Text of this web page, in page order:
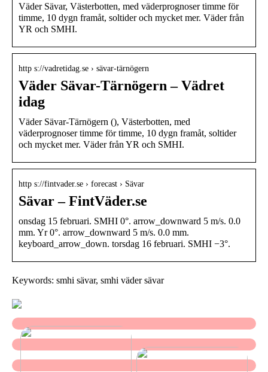
Väder Sävar, Västerbotten, med väderprognoser timme för
timme, 10 dygn framåt, soltider och mycket mer. Väder från
YR och SMHI.
http s://vadretidag.se › sävar-tärnögern
Väder Sävar-Tärnögern – Vädret
idag
Väder Sävar-Tärnögern (), Västerbotten, med
väderprognoser timme för timme, 10 dygn framåt, soltider
och mycket mer. Väder från YR och SMHI.
http s://fintvader.se › forecast › Sävar
Sävar – FintVäder.se
onsdag 15 februari. SMHI 0°. arrow_downward 5 m/s. 0.0
mm. Yr 0°. arrow_downward 5 m/s. 0.0 mm.
keyboard_arrow_down. torsdag 16 februari. SMHI −3°.
Keywords: smhi sävar, smhi väder sävar